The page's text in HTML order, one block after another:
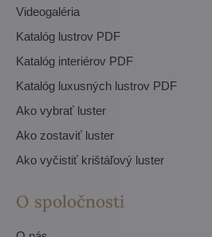
Videogaléria
Katalóg lustrov PDF
Katalóg interiérov PDF
Katalóg luxusných lustrov PDF
Ako vybrať luster
Ako zostaviť luster
Ako vyčistiť krištáľový luster
O spoločnosti